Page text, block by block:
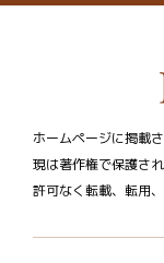
ホームページに掲載
現は著作権で保護され
許可なく転載、転用